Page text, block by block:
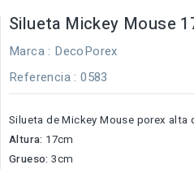
Silueta Mickey Mouse
Marca : DecoPorex
Referencia : 0583
Silueta de Mickey Mouse porex alta
Altura: 17cm
Grueso: 3cm